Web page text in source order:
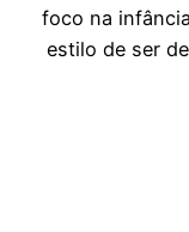
foco na
estilo de ser